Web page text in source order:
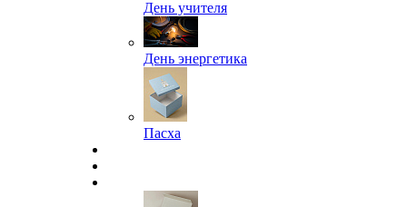
День учителя
День энергетика
Пасха